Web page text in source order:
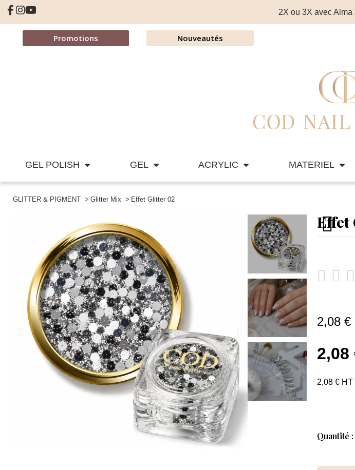
2X ou 3X avec
Promotions Nouveautés
GEL POLISH GEL ACRYLIC MATERIEL
GLITTER & PIGMENT Glitter Mix Effet Glitter 02
Effet
  
2,08 €
2,08
2,08 € HT
Quantité :